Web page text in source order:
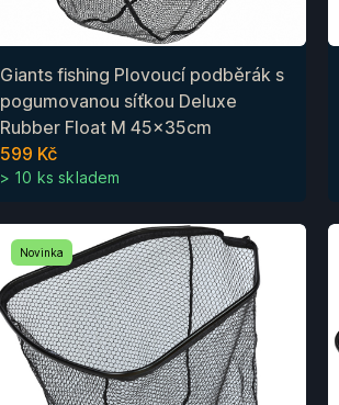
Giants fishing Plovoucí podběrák s
pogumovanou síťkou Deluxe
Rubber Float M 45x35cm
599 Kč
> 10 ks skladem
Novinka